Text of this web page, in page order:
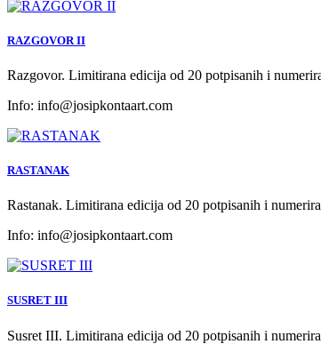
RAZGOVOR II
Razgovor. Limitirana edicija od 20 potpisanih i
Info: info@josipkontaart.com
RASTANAK
Rastanak. Limitirana edicija od 20 potpisanih i
Info: info@josipkontaart.com
SUSRET III
Susret III. Limitirana edicija od 20 potpisanih i